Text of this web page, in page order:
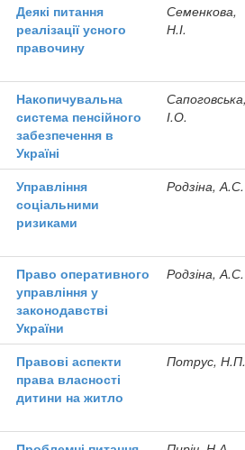
Деякі питання
реалізації усного
правочину
Семенкова,
Н.І.
Накопичувальна
система пенсійного
забезпечення в
Україні
І.О.
Управління
соціальними
ризиками
Родзіна, А.С.
Право оперативного
управління у
законодавстві
України
Родзіна, А.С.
Правові аспекти
права власності
дитини на житло
Потрус, Н.П.